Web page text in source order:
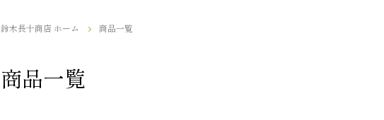
鈴木長十商店 ホーム 商品一覧
商品一覧